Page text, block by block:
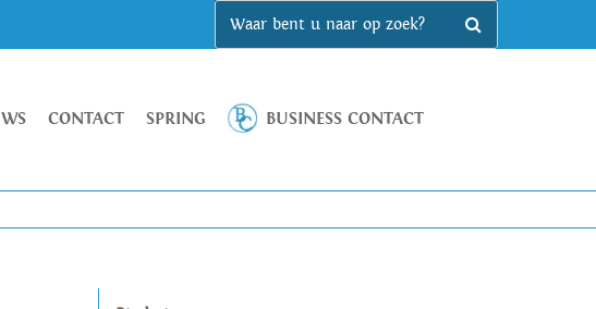
CONTACT SPRING BUSINESS CONTACT